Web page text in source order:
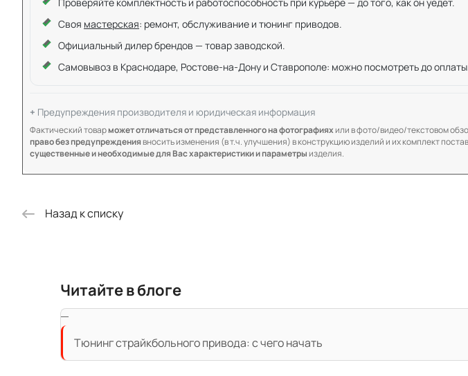
Своя мастерская: ремонт, обслуживание и тюнинг приводов.
Официальный дилер брендов — товар заводской.
Самовывоз в Краснодаре, Ростове-на-Дону и Ставрополе: можно посмотреть до
Предупреждения производителя и юридическая информация
Фактический товарможет отличаться от представленного на фотографияхили в фото/видео/текстовом
право без предупреждениявносить изменения (в т.ч. улучшения) в конструкцию изделий и их комплект
существенные и необходимые для Вас характеристики и параметрыизделия.
Назад к списку
Читайте в блоге
Тюнинг страйкбольного привода: с чего начать